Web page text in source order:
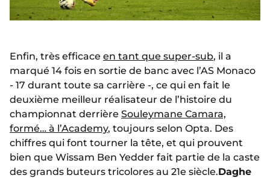
Enfin, très efficace en tant que super-sub, il a
marqué 14 fois en sortie de banc avec l’AS Monaco
- 17 durant toute sa carrière -, ce qui en fait le
deuxième meilleur réalisateur de l’histoire du
championnat derrière Souleymane Camara,
formé… à l’Academy, toujours selon Opta. Des
chiffres qui font tourner la tête, et qui prouvent
bien que Wissam Ben Yedder fait partie de la caste
des grands buteurs tricolores au 21e siècle.Daghe